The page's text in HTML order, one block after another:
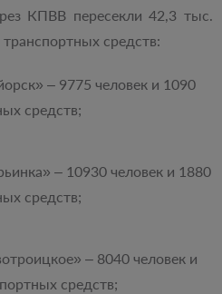
КПВВ пересекли 42,3 тыс.
средств:
– 9775 человек и 1090
средств;
– 10930 человек и 1880
средств;
– 8040 человек и
средств;